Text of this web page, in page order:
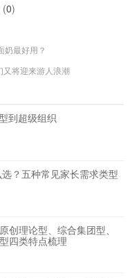
(0)
奶最好用？
又将迎来游人浪潮
到超级组织
？五种常见家长需求类型
创理论型、综合集团型、
四类特点梳理